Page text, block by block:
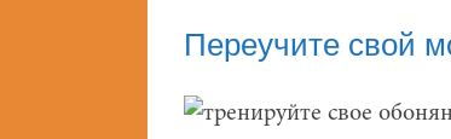
Переучите свой